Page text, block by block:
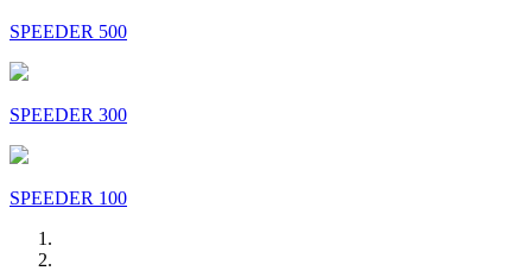
SPEEDER 500
SPEEDER 300
SPEEDER 100